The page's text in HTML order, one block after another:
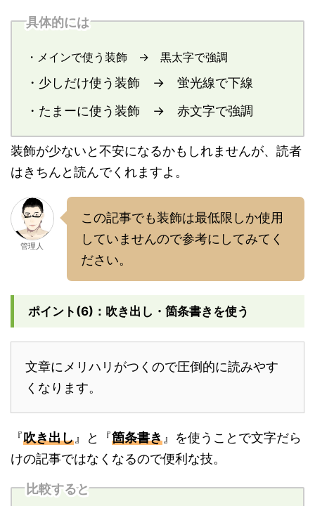
具体的には
・メインで使う装飾 → 黒太字で強調
・少しだけ使う装飾 → 蛍光線で下線
・たまーに使う装飾 → 赤文字で強調
装飾が少ないと不安になるかもしれませんが、読者
はきちんと読んでくれますよ。
管理人
この記事でも装飾は最低限しか使用
していませんので参考にしてみてく
ださい。
ポイント(6)：吹き出し・箇条書きを使う
文章にメリハリがつくので圧倒的に読みやす
くなります。
『吹き出し 』と『箇条書き 』を使うことで文字だら
けの記事ではなくなるので便利な技。
比較すると